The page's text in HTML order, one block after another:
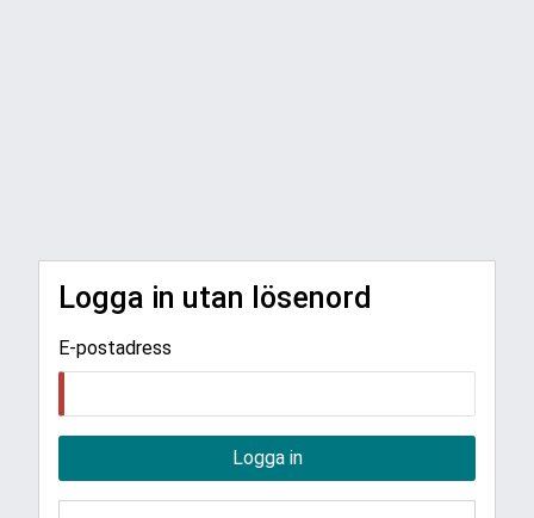
Logga in utan lösenord
E-postadress
Logga in